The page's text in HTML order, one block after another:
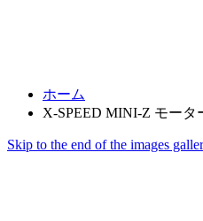
ホーム
X-SPEED MINI-Z モータ
Skip to the end of the images